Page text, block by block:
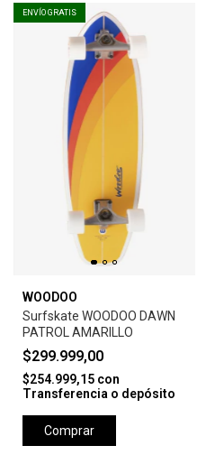
ENVÍO GRATIS
WOODOO
Surfskate WOODOO DAWN
PATROL AMARILLO
$299.999,00
$254.999,15 con
Transferencia o depósito
Comprar